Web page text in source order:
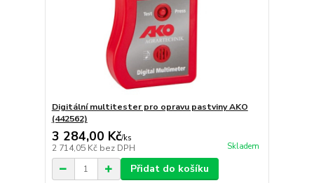
Digitální multitester pro opravu pastviny AKO
(442562)
3 284,00 Kč/ks
2 714,05 Kč bez DPH Skladem
Přidat do košíku